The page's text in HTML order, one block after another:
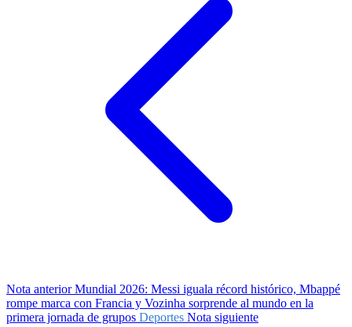
Nota anteriorMundial 2026: Messi iguala récord histórico, Mbappé
rompe marca con Francia y Vozinha sorprende al mundo en la
primera jornada de grupos Deportes Nota siguiente